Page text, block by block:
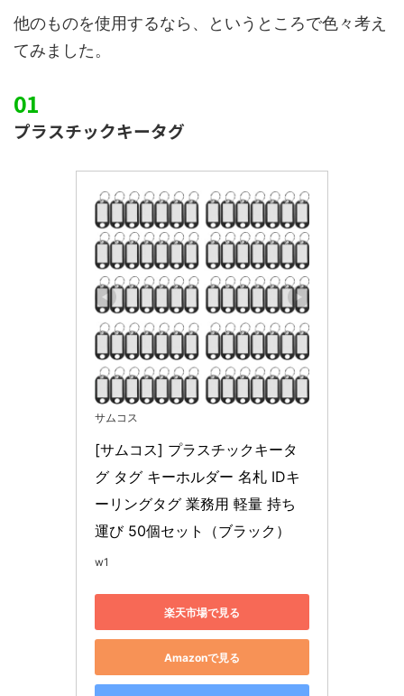
他のものを使用するなら、というところで色々考え
てみました。
プラスチックキータグ
サムコス
[サムコス] プラスチックキータ
グ タグ キーホルダー 名札 IDキ
ーリングタグ 業務用 軽量 持ち
運び 50個セット（ブラック）
w1
楽天市場で見る
Amazonで見る